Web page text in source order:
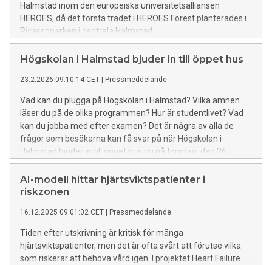
Halmstad inom den europeiska universitetsalliansen
HEROES, då det första trädet i HEROES Forest planterades i
Picassoparken i centrala Halmstad.
Högskolan i Halmstad bjuder in till öppet hus
23.2.2026 09:10:14 CET Pressmeddelande
Vad kan du plugga på Högskolan i Halmstad? Vilka ämnen
läser du på de olika programmen? Hur är studentlivet? Vad
kan du jobba med efter examen? Det är några av alla de
frågor som besökarna kan få svar på när Högskolan i
Halmstad bjuder in till öppet hus nu på torsdag, den 26
februari.
AI-modell hittar hjärtsviktspatienter i
riskzonen
16.12.2025 09:01:02 CET Pressmeddelande
Tiden efter utskrivning är kritisk för många
hjärtsviktspatienter, men det är ofta svårt att förutse vilka
som riskerar att behöva vård igen. I projektet Heart Failure